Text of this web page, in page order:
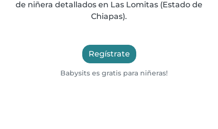
de niñera detallados en Las Lomitas (Estado de
Chiapas).
Regístrate
Babysits es gratis para niñeras!